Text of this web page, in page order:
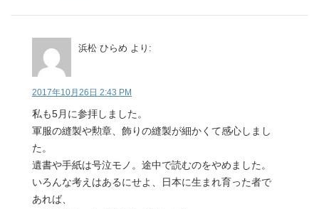
浜松 ひらめ より:
2017年10月26日 2:43 PM
私も5月に参拝しました。
軍服の縫製や勲章、飾りの縫製が細かくて感心しまし
た。
遺書や手紙は号泣モノ。途中で読むのをやめました。
いろんな考えはあるにせよ、日本に生まれ育った者で
あれば、